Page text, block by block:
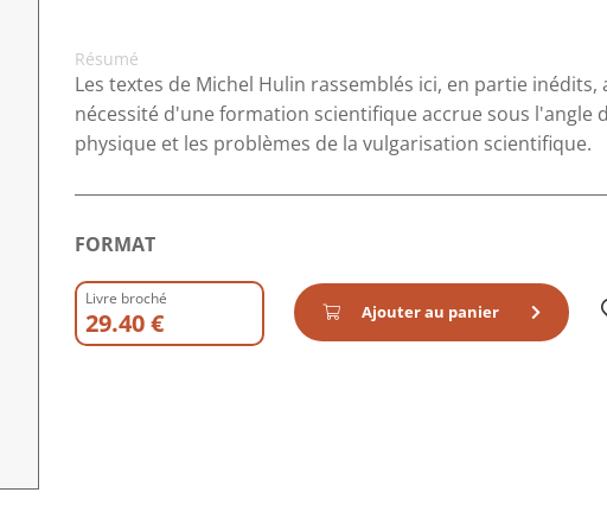
Résumé
Les textes de Michel Hulin rassemblés ici, en partie
nécessité d'une formation scientifique accrue sous l'angle
physique et les problèmes de la vulgarisation scientifique.
FORMAT
Livre broché
29.40 € Ajouter au panier